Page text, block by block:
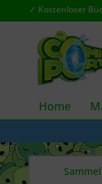
✓ Kostenloser
Home